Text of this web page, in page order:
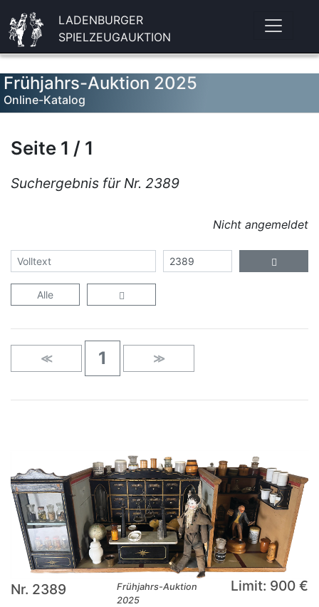
LADENBURGER
SPIELZEUGAUKTION
Frühjahrs-Auktion 2025
Online-Katalog
Seite 1 / 1
Suchergebnis für Nr. 2389
Nicht angemeldet
Alle
≪ 1 ≫
Nr. 2389
Frühjahrs-Auktion
2025
Limit: 900 €